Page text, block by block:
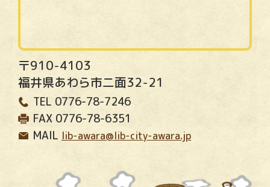
〒910-4103
福井県あわら市二面32-21
TEL 0776-78-7246
FAX 0776-78-6351
MAIL lib-awara@lib-city-awara.jp